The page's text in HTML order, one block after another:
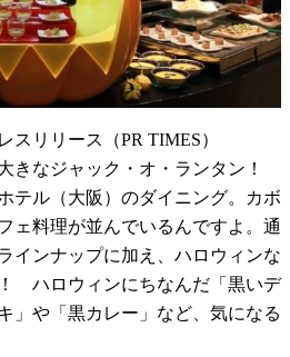
リリース（PR TIMES）
きなジャック・オ・ランタン！
テル（大阪）のダイニング。カボ
ェ料理が並んでいるんですよ。通
インナップに加え、ハロウィンな
ハロウィンにちなんだ「黒いデ
」や「黒カレー」など、気になる